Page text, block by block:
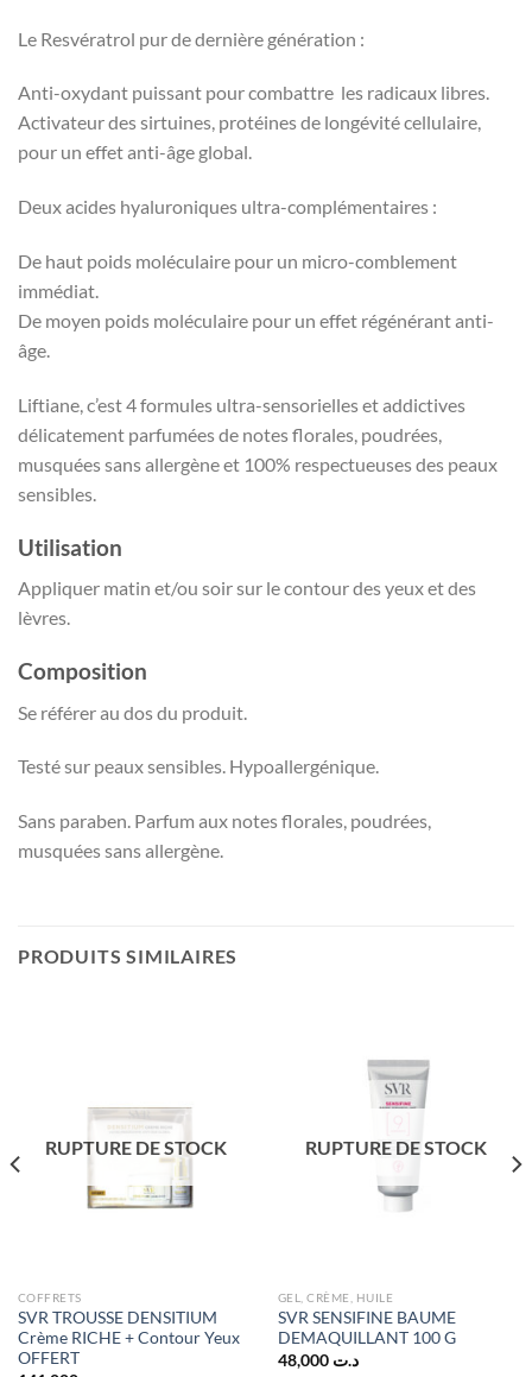
Le Resvératrol pur de dernière génération :
Anti-oxydant puissant pour combattre les radicaux libres.
Activateur des sirtuines, protéines de longévité cellulaire,
pour un effet anti-âge global.
Deux acides hyaluroniques ultra-complémentaires :
De haut poids moléculaire pour un micro-comblement
immédiat.
De moyen poids moléculaire pour un effet régénérant anti-
âge.
Liftiane, c’est 4 formules ultra-sensorielles et addictives
délicatement parfumées de notes florales, poudrées,
musquées sans allergène et 100% respectueuses des peaux
sensibles.
Utilisation
Appliquer matin et/ou soir sur le contour des yeux et des
lèvres.
Composition
Se référer au dos du produit.
Testé sur peaux sensibles. Hypoallergénique.
Sans paraben. Parfum aux notes florales, poudrées,
musquées sans allergène.
PRODUITS SIMILAIRES
RUPTURE DE STOCK
COFFRETS
SVR TROUSSE DENSITIUM
Crème RICHE + Contour Yeux
OFFERT
RUPTURE DE STOCK
GEL, CRÈME, HUILE
SVR SENSIFINE BAUME
DEMAQUILLANT 100 G
د.ت 48,000